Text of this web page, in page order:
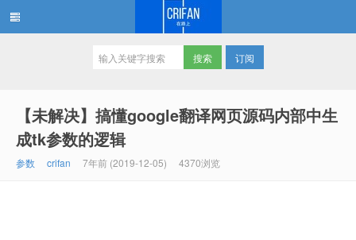
订阅
【未解决】搞懂google翻译网页源码内部中生
成tk参数的逻辑
参数 crifan 7年前 (2019-12-05) 4370浏览